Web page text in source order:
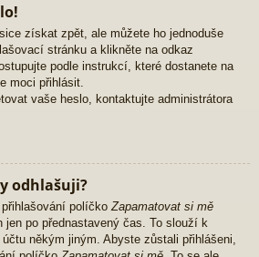
získat zpět, ale můžete ho jednoduše
stránku a klikněte na odkaz
podle instrukcí, které dostanete na
moci přihlásit.
vaše heslo, kontaktujte administrátora
odhlašuji?
přihlašování políčkoZapamatovat si mě
jen po přednastavený čas. To slouží k
někým jiným. Abyste zůstali přihlášeni,